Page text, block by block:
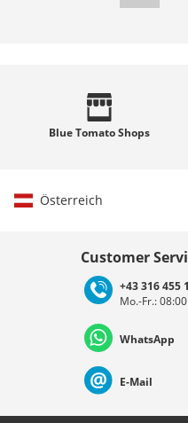
Blue TomatoShops
Österreich
Deutschland
Nederland
Customer
+43 316 455
Mo.-Fr.:
WhatsApp
E-Mail